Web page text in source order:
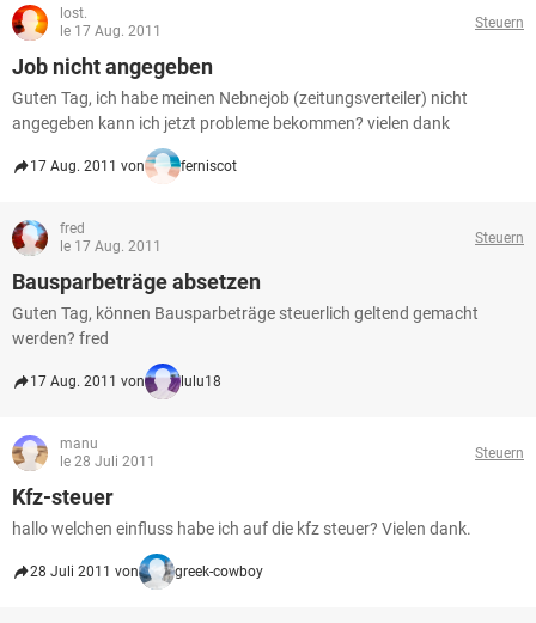
lost.
le 17 Aug. 2011
Steuern
Job nicht angegeben
Guten Tag, ich habe meinen Nebnejob (zeitungsverteiler) nicht
angegeben kann ich jetzt probleme bekommen? vielen dank
17 Aug. 2011 von ferniscot
fred
le 17 Aug. 2011
Steuern
Bausparbeträge absetzen
Guten Tag, können Bausparbeträge steuerlich geltend gemacht
werden? fred
17 Aug. 2011 von lulu18
manu
le 28 Juli 2011
Steuern
Kfz-steuer
hallo welchen einfluss habe ich auf die kfz steuer? Vielen dank.
28 Juli 2011 von greek-cowboy